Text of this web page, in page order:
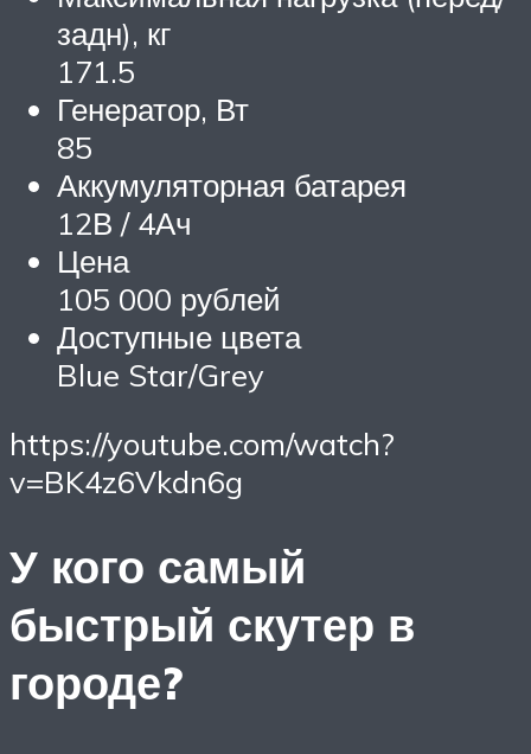
задн), кг
171.5
Генератор, Вт
85
Аккумуляторная батарея
12В / 4Ач
Цена
105 000 рублей
Доступные цвета
Blue Star/Grey
https://youtube.com/watch?
v=BK4z6Vkdn6g
У кого самый
быстрый скутер в
городе?